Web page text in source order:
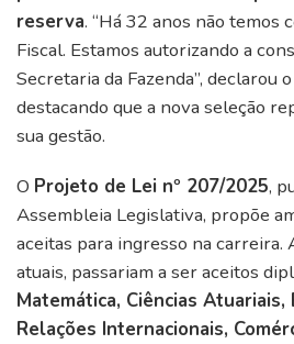
reserva. “Há 32 anos não temos
Fiscal. Estamos autorizando a
Secretaria da Fazenda”, declarou
destacando que a nova seleção
sua gestão.
O Projeto de Lei nº 207/2025,
Assembleia Legislativa, propõe
aceitas para ingresso na carreira.
atuais, passariam a ser aceitos
Matemática, Ciências Atuariais,
Relações Internacionais,